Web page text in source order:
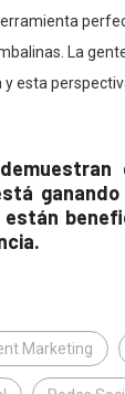
La
esta
Marketing